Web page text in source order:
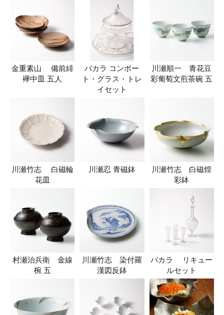
金重素山 備前緋
襷中皿 五人
バカラ コンポー
ト・グラス・トレ
イセット
川瀬順一 青花豆
彩葡萄文煎茶碗 五
川瀬竹志 白磁輪
花皿
川瀬忍 青磁鉢
川瀬竹志 白磁煌
彩鉢
村瀬治兵衛 金線
椀 五
川瀬竹志 染付羅
漢図反鉢
バカラ リキュー
ルセット